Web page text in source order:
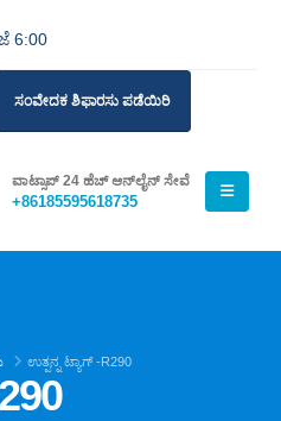
6:00
ಸಂವೇದಕ ಶಿಫಾರಸು ಪಡೆಯಿರಿ
ವಾಟ್ಸಾಪ್ 24 ಹೆಚ್ ಆನ್‌ಲೈನ್ ಸೇವೆ
+86185595618735
ಉತ್ಪನ್ನ ಟ್ಯಾಗ್ -R290